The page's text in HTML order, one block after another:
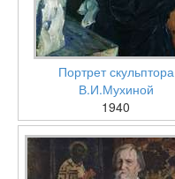
Портрет скульптора
В.И.Мухиной
1940